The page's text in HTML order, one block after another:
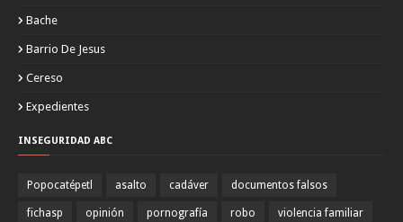
Bache
Barrio De Jesus
Cereso
Expedientes
INSEGURIDAD ABC
Popocatépetl asalto cadáver documentos falsos
fichasp opinión pornografía robo violencia familiar